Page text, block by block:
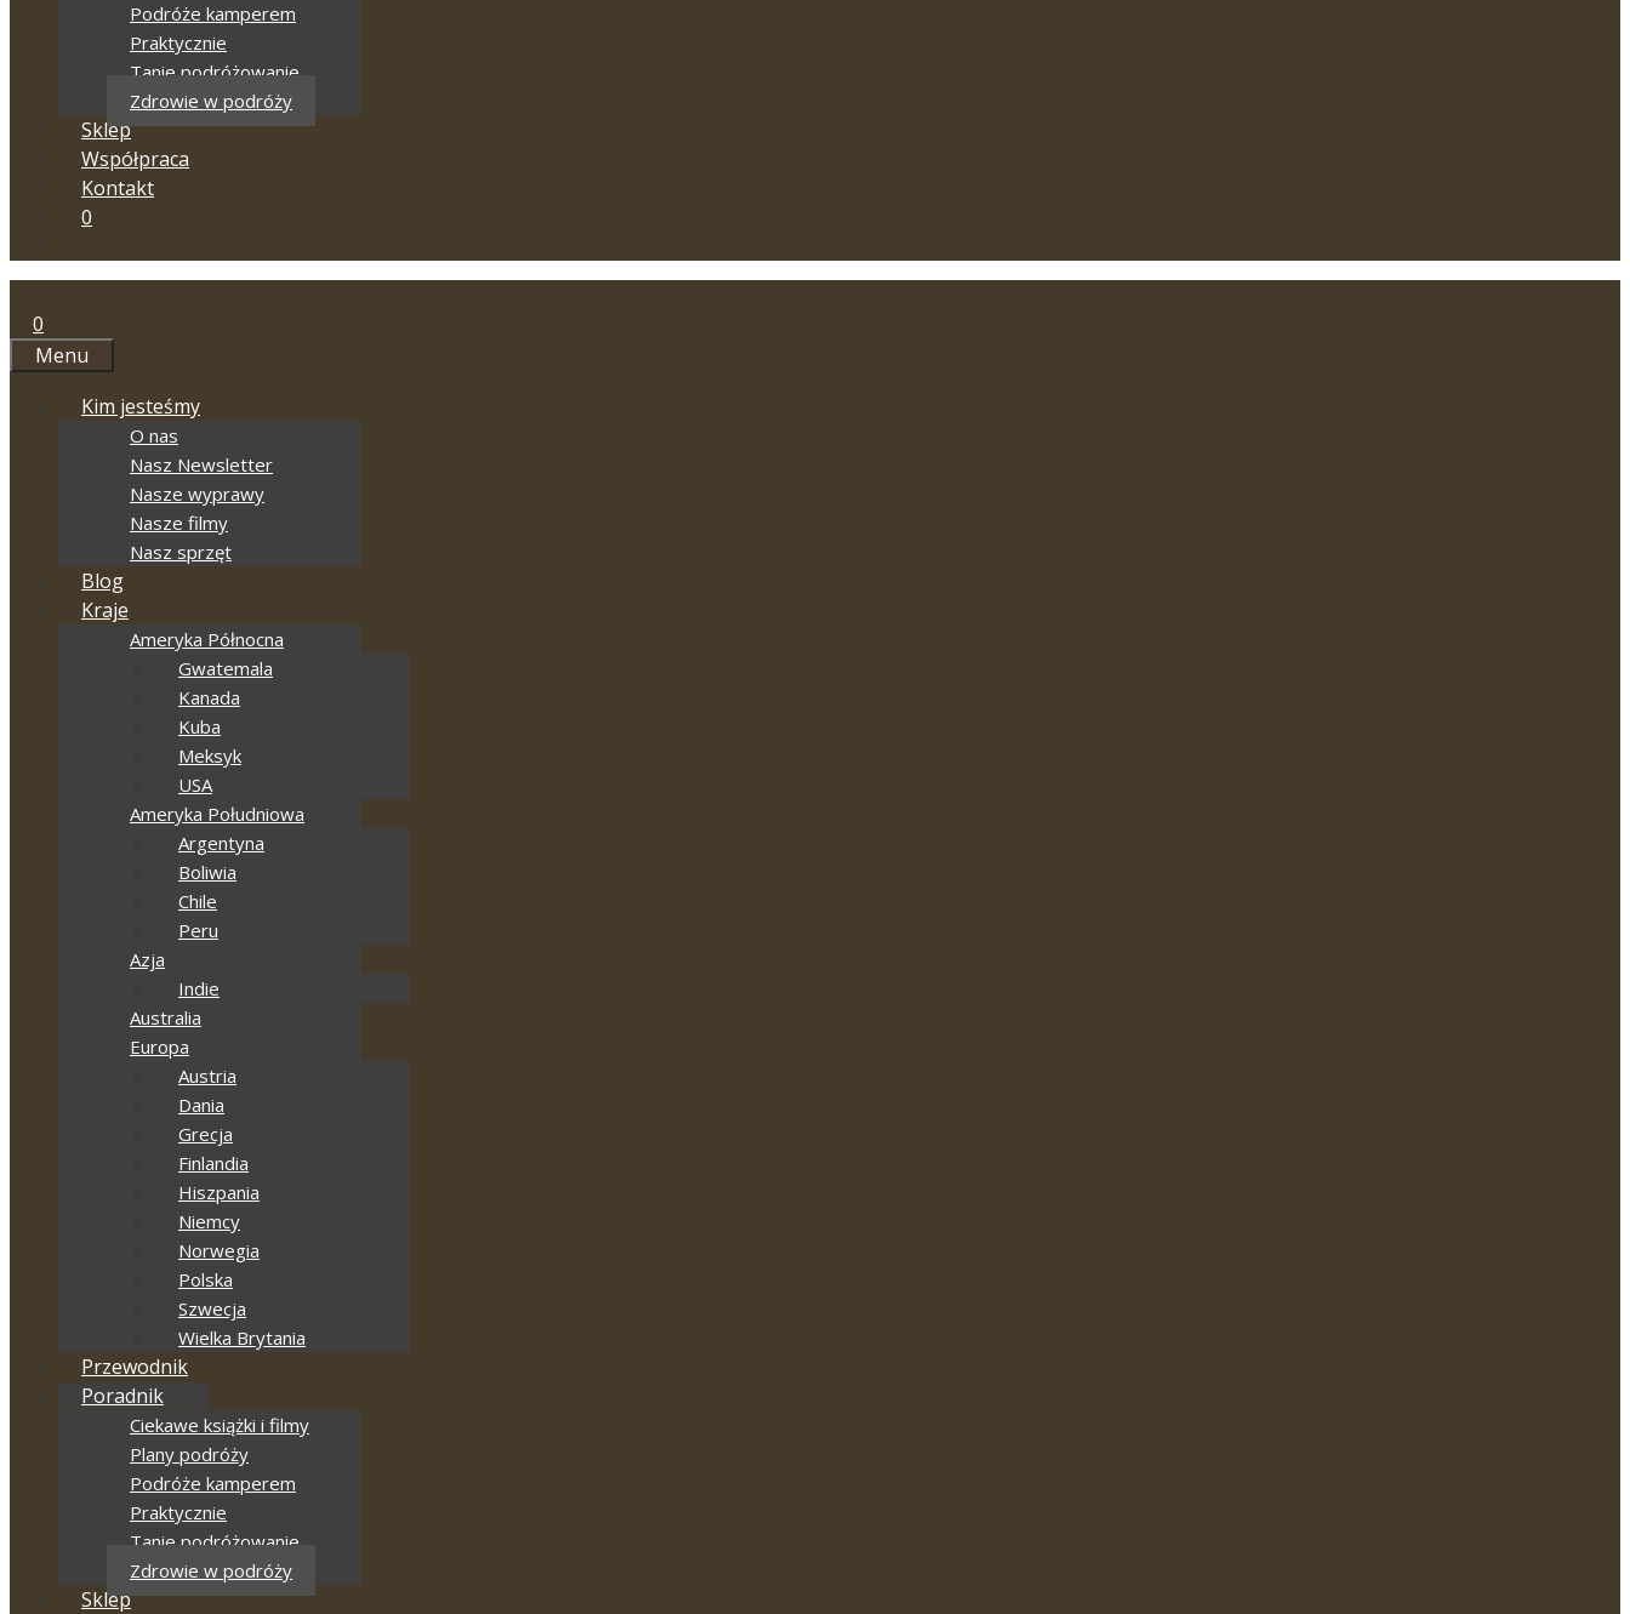
Podróże kamperem
Praktycznie
Tanie podróżowanie
Zdrowie w podróży
Sklep
Współpraca
Kontakt
0
0
Menu
Kim jesteśmy
O nas
Nasz Newsletter
Nasze wyprawy
Nasze filmy
Nasz sprzęt
Blog
Kraje
Ameryka Północna
Gwatemala
Kanada
Kuba
Meksyk
USA
Ameryka Południowa
Argentyna
Boliwia
Chile
Peru
Azja
Indie
Australia
Europa
Austria
Dania
Grecja
Finlandia
Hiszpania
Niemcy
Norwegia
Polska
Szwecja
Wielka Brytania
Przewodnik
Poradnik
Ciekawe książki i filmy
Plany podróży
Podróże kamperem
Praktycznie
Tanie podróżowanie
Zdrowie w podróży
Sklep